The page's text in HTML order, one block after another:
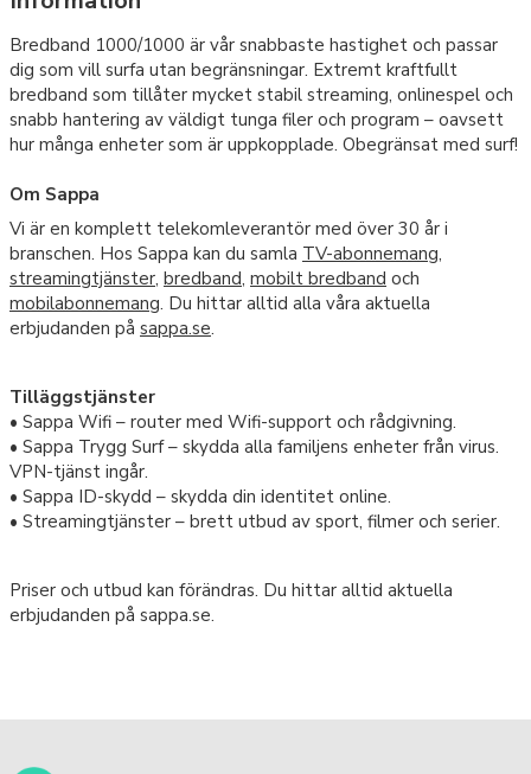
Bredband 1000/1000 är vår snabbaste hastighet och passar
dig som vill surfa utan begränsningar. Extremt kraftfullt
bredband som tillåter mycket stabil streaming, onlinespel och
snabb hantering av väldigt tunga filer och program – oavsett
hur många enheter som är uppkopplade. Obegränsat med surf!
Om Sappa
Vi är en komplett telekomleverantör med över 30 år i
branschen. Hos Sappa kan du samla TV-abonnemang,
streamingtjänster, bredband, mobilt bredband och
mobilabonnemang. Du hittar alltid alla våra aktuella
erbjudanden på sappa.se.
Tilläggstjänster
• Sappa Wifi – router med Wifi-support och rådgivning.
• Sappa Trygg Surf – skydda alla familjens enheter från virus.
VPN-tjänst ingår.
• Sappa ID-skydd – skydda din identitet online.
• Streamingtjänster – brett utbud av sport, filmer och serier.
Priser och utbud kan förändras. Du hittar alltid aktuella
erbjudanden på sappa.se.